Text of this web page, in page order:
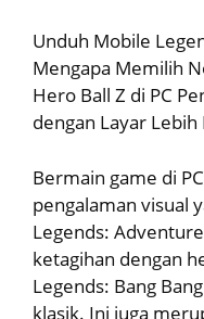
Unduh Mobile
Mengapa Memilih
Hero Ball Z di PC
dengan Layar Lebih
Bermain game di
pengalaman visual
Legends:
ketagihan dengan
Legends: Bang
klasik. Ini juga